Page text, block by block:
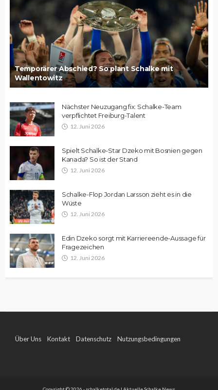
Temporärer Abschied? So plant Schalke mit
Wallentowitz
Nächster Neuzugang fix: Schalke-Team
verpflichtet Freiburg-Talent
12. Juni 2026
Spielt Schalke-Star Dzeko mit Bosnien gegen
Kanada? So ist der Stand
12. Juni 2026
Schalke-Flop Jordan Larsson zieht es in die
Wüste
12. Juni 2026
Edin Dzeko sorgt mit Karriereende-Aussage für
Fragezeichen
12. Juni 2026
Über Uns Kontakt Datenschutz Nutzungsbedingungen
Copyright © 2026 - schalketotal.de | Aktuelle Schalke News